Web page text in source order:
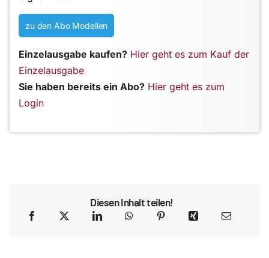
zu den Abo Modellen
Einzelausgabe kaufen? Hier geht es zum Kauf der
Einzelausgabe
Sie haben bereits ein Abo? Hier geht es zum
Login
Diesen Inhalt teilen!